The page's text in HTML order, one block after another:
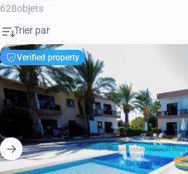
628objets
Verified property